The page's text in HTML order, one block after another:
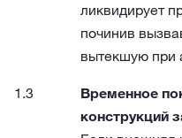
ликвидирует
починив
вытекшую при
Временное
конструкций